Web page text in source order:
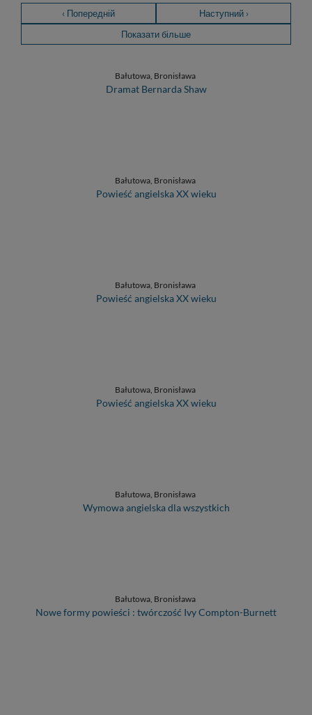
‹ Попередній
Наступний ›
Показати більше
Bałutowa, Bronisława
Dramat Bernarda Shaw
Bałutowa, Bronisława
Powieść angielska XX wieku
Bałutowa, Bronisława
Powieść angielska XX wieku
Bałutowa, Bronisława
Powieść angielska XX wieku
Bałutowa, Bronisława
Wymowa angielska dla wszystkich
Bałutowa, Bronisława
Nowe formy powieści : twórczość Ivy Compton-Burnett